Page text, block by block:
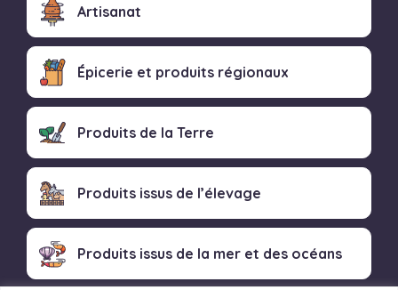
Artisanat
Épicerie et produits régionaux
Produits de la Terre
Produits issus de l’élevage
Produits issus de la mer et des océans